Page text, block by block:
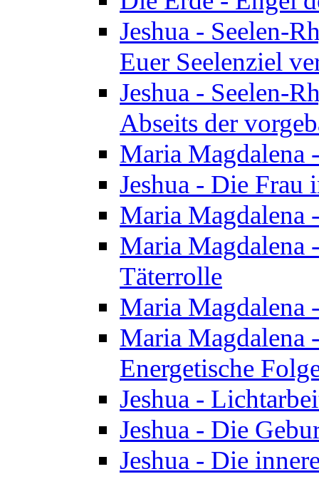
Jeshua - Seelen-
Euer Seelenziel
Jeshua - Seelen-
Abseits der
Maria Magdalena
Jeshua - Die Frau
Maria Magdalena
Maria Magdalena
Täterrolle
Maria Magdalena
Maria Magdalena
Energetische
Jeshua -
Jeshua - Die
Jeshua - Die